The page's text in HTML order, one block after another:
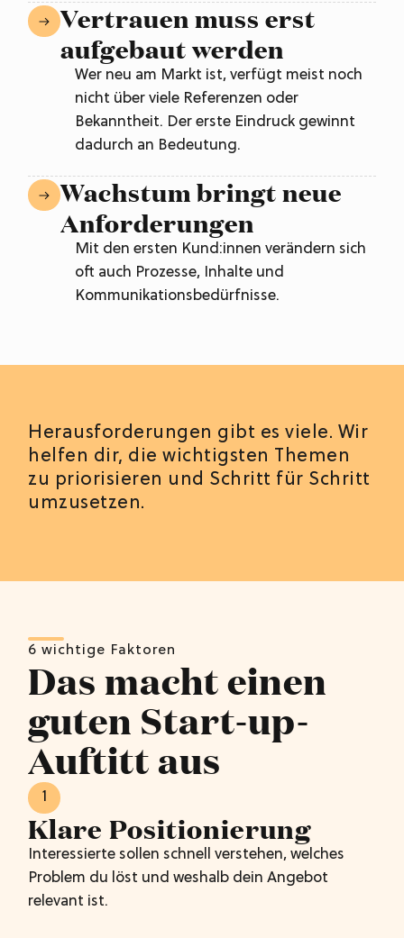
Vertrauen muss erst
aufgebaut werden
Wer neu am Markt ist, verfügt meist noch
nicht über viele Referenzen oder
Bekanntheit. Der erste Eindruck gewinnt
dadurch an Bedeutung.
Wachstum bringt neue
Anforderungen
Mit den ersten Kund:innen verändern sich
oft auch Prozesse, Inhalte und
Kommunikationsbedürfnisse.
Herausforderungen gibt es viele. Wir
helfen dir, die wichtigsten Themen
zu priorisieren und Schritt für Schritt
umzusetzen.
6 wichtige Faktoren
Das macht einen
guten Start-up-
Auftitt aus
1
Klare Positionierung
Interessierte sollen schnell verstehen, welches
Problem du löst und weshalb dein Angebot
relevant ist.